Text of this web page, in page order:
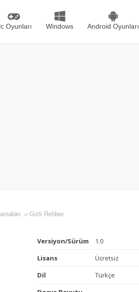
Oyunları Windows Android Oyunları
›› Gizli Rehber
Versiyon/Sürüm
1.0
Lisans
Ücretsiz
Dil
Türkçe